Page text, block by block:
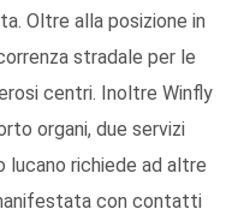
Oltre alla posizione in
stradale per le
centri. Inoltre Winfly
organi, due servizi
lucano richiede ad altre
con contatti